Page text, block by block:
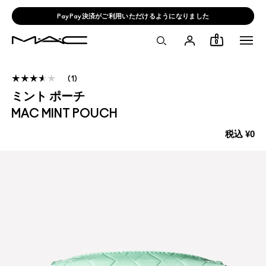
PayPay決済がご利用いただけるようになりました
0
ミント ポーチ
MAC MINT POUCH
税込 ¥0
1